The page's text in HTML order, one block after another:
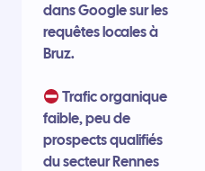
dans Google sur les
requêtes locales à
Bruz.
Trafic organique
faible, peu de
prospects qualifiés
du secteur Rennes